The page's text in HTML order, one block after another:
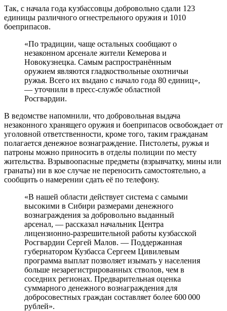
Так, с начала года кузбассовцы добровольно сдали 123
единицы различного огнестрельного оружия и 1010
боеприпасов.
«По традиции, чаще остальных сообщают о
незаконном арсенале жители Кемерова и
Новокузнецка. Самым распространённым
оружием являются гладкоствольные охотничьи
ружья. Всего их выдано с начало года 80 единиц»,
— уточнили в пресс-службе областной
Росгвардии.
В ведомстве напомнили, что добровольная выдача
незаконного хранящего оружия и боеприпасов освобождает от
уголовной ответственности, кроме того, таким гражданам
полагается денежное вознаграждение. Пистолеты, ружья и
патроны можно приносить в отделы полиции по месту
жительства. Взрывоопасные предметы (взрывчатку, мины или
гранаты) ни в кое случае не переносить самостоятельно, а
сообщить о намерении сдать её по телефону.
«В нашей области действует система с самыми
высокими в Сибири размерами денежного
вознаграждения за добровольно выданный
арсенал, — рассказал начальник Центра
лицензионно-разрешительной работы кузбасской
Росгвардии Сергей Малов. — Поддержанная
губернатором Кузбасса Сергеем Цивилевым
программа выплат позволяет изымать у населения
больше незарегистрированных стволов, чем в
соседних регионах. Предварительная оценка
суммарного денежного вознаграждения для
добросовестных граждан составляет более 600 000
рублей».